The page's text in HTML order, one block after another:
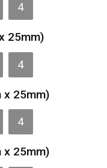
4
25mm)
4
x 25mm)
4
x 25mm)